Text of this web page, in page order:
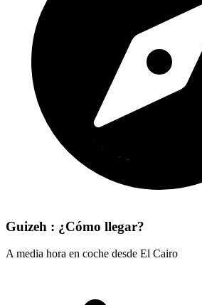
Guizeh : ¿Cómo llegar?
A media hora en coche desde El Cairo